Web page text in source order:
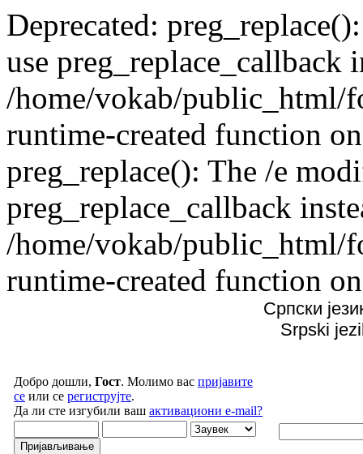
Deprecated:
use preg_replace_callback
/home/vokab/public_html/
runtime-created function
preg_replace(): The /e
preg_replace_callback
/home/vokab/public_html/
runtime-created function
Српски
Srpski
Добро дошли, Гост. Молимо вас пријавите
се или се региструјте.
Да ли сте изгубили ваш активациони e-mail?